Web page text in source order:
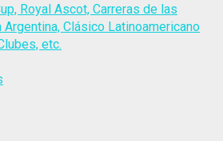
Royal Ascot, Carreras de las
Argentina, Clásico Latinoamericano
etc.